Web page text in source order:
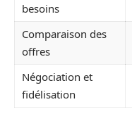
besoins
Comparaison des
offres
Négociation et
fidélisation